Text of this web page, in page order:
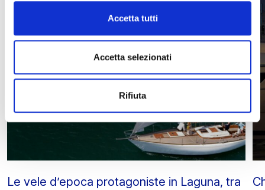
Accetta tutti
Accetta selezionati
Rifiuta
Le vele d’epoca protagoniste in Laguna, tra